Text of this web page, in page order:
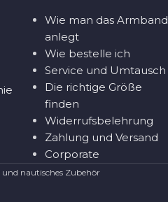
Wie man das Armband
anlegt
Wie bestelle ich
Service und Umtausch
Die richtige Größe
finden
Widerrufsbelehrung
Zahlung und Versand
Corporate
nautisches Zubehör